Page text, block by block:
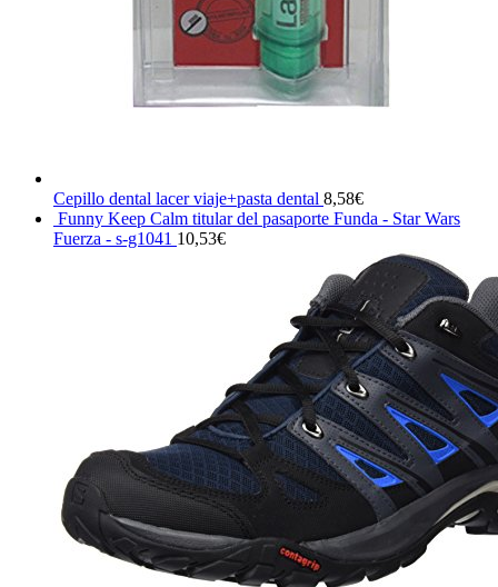
Cepillo dental lacer viaje+pasta dental 8,58€
Funny Keep Calm titular del pasaporte Funda - Star Wars
Fuerza - s-g1041 10,53€